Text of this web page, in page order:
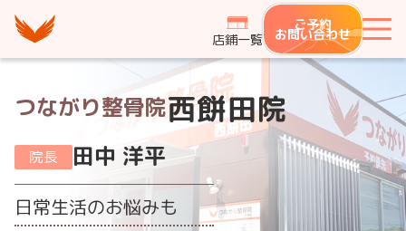
つながり整骨鍼灸院グループ
店鋪一覧
ご予約
お問い合わせ
西餅田院
つながり整骨院
院長 田中 洋平
日常生活のお悩みも